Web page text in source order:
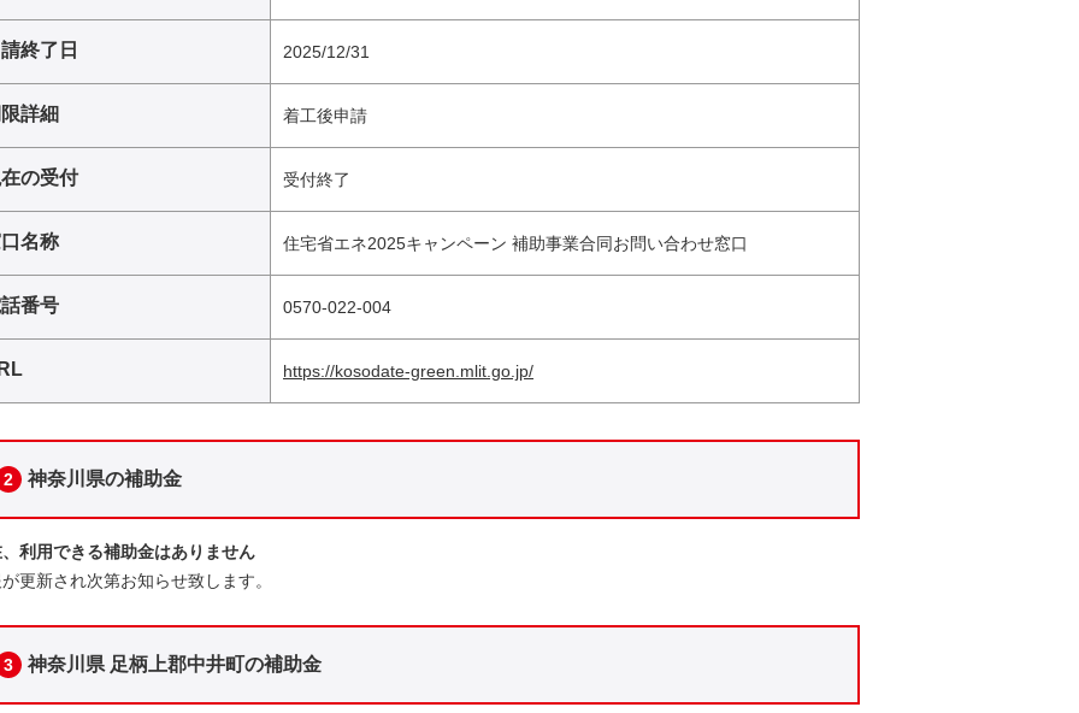
終了日 2025/12/31
詳細 着工後申請
の受付 受付終了
名称 住宅省エネ2025キャンペーン 補助事業合同お問い合わせ窓口
番号 0570-022-004
https://kosodate-green.mlit.go.jp/
2 神奈川県の補助金
利用できる補助金はありません
更新され次第お知らせ致します。
3 神奈川県 足柄上郡中井町の補助金